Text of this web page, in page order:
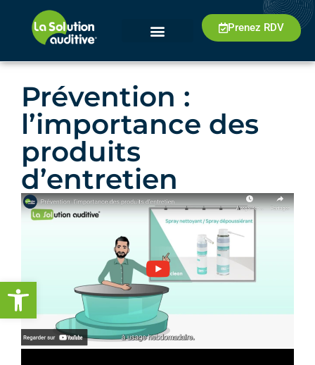
Ouvrir la barre d’outils
Prenez RDV
Prévention :
l’importance des
produits
d’entretien